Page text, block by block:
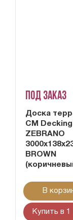
Под заказ
Доска
CM Decking
ZEBRANO
BROWN
В
Купить в 1